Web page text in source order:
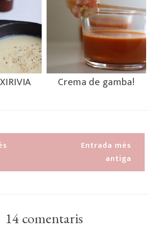
Crema de gamba!
Entrada més
antiga
14 comentaris